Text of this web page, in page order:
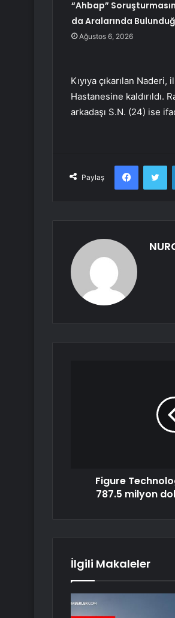
“Ahbap”
da Aralarında
Ağustos 6, 2026
Kıyıya çıkarılan
Hastanesine kaldırıldı.
arkadaşı S.N. (24) ise
Paylaş
Facebook
Figure
787.5 milyon
İlgili Makaleler